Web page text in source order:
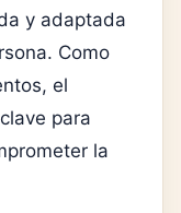
y adaptada
Como
el
para
la